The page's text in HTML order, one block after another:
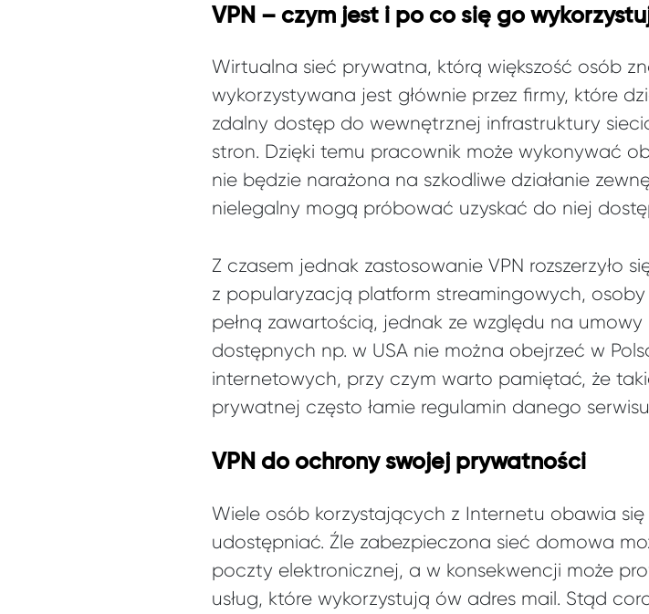
VPN – czym jest i po co się go
Wirtualna sieć prywatna, którą większość osób
wykorzystywana jest głównie przez firmy, które
zdalny dostęp do wewnętrznej infrastruktury
stron. Dzięki temu pracownik może wykonywać
nie będzie narażona na szkodliwe działanie
nielegalny mogą próbować uzyskać do niej
Z czasem jednak zastosowanie VPN rozszerzyło
z popularyzacją platform streamingowych,
pełną zawartością, jednak ze względu na
dostępnych np. w USA nie można obejrzeć w
internetowych, przy czym warto pamiętać, że
prywatnej często łamie regulamin danego serwisu
VPN do ochrony swojej prywatności
Wiele osób korzystających z Internetu obawia
udostępniać. Źle zabezpieczona sieć domowa
poczty elektronicznej, a w konsekwencji może
usług, które wykorzystują ów adres mail. Stąd